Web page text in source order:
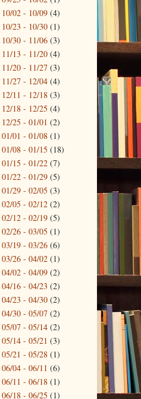
10/02 - 10/09 (4)
10/23 - 10/30 (1)
10/30 - 11/06 (3)
11/13 - 11/20 (4)
11/20 - 11/27 (3)
11/27 - 12/04 (4)
12/11 - 12/18 (3)
12/18 - 12/25 (4)
12/25 - 01/01 (2)
01/01 - 01/08 (1)
01/08 - 01/15 (18)
01/15 - 01/22 (7)
01/22 - 01/29 (5)
01/29 - 02/05 (3)
02/05 - 02/12 (2)
02/12 - 02/19 (5)
02/26 - 03/05 (1)
03/19 - 03/26 (6)
03/26 - 04/02 (1)
04/02 - 04/09 (2)
04/16 - 04/23 (2)
04/23 - 04/30 (2)
04/30 - 05/07 (2)
05/07 - 05/14 (2)
05/14 - 05/21 (3)
05/21 - 05/28 (1)
06/04 - 06/11 (6)
06/11 - 06/18 (1)
06/18 - 06/25 (1)